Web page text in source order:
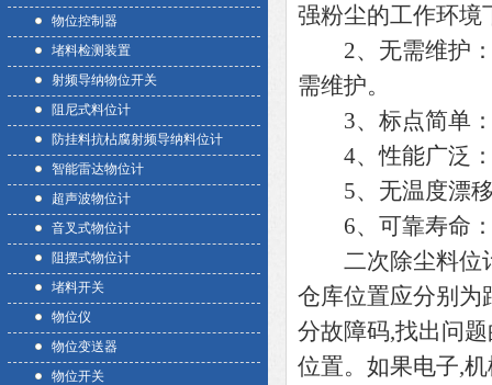
物位控制器
堵料检测装置
射频导纳物位开关
阻尼式料位计
防挂料抗枮腐射频导纳料位计
智能雷达物位计
超声波物位计
音叉式物位计
阻摆式物位计
堵料开关
物位仪
物位变送器
物位开关
强粉尘的工作环境
2、无需维护：
需维护。
3、标点简单：
4、性能广泛：
5、无温度漂移
6、可靠寿命：*
二次除尘料位计
仓库位置应分别为
分故障码,找出问
位置。如果电子,